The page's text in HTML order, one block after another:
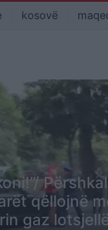
kosovë
qëllojnë
gaz